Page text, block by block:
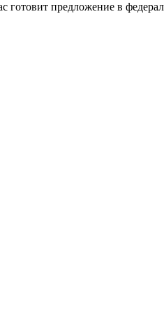
готовит предложение в